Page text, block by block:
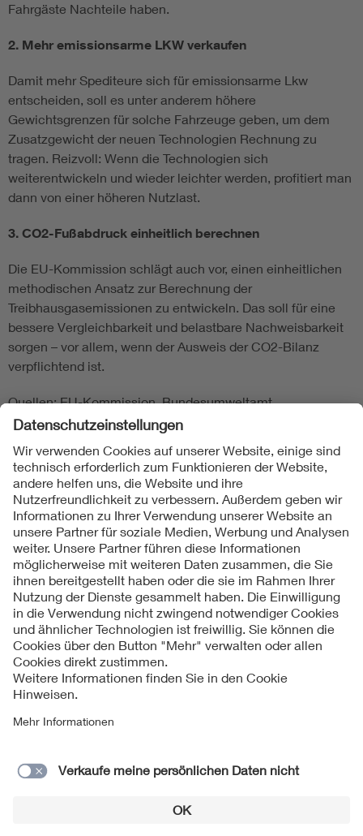
Fahrgäste Nachteile haben.
2. Mehr emissionsarme LKW verkaufen
Damit mehr Spediteure sich für emissionsarme Lkw
entscheiden, soll es unter anderem höhere
Gewichtsgrenzen für solche Fahrzeuge geben, um dem
Zusatzgewicht der neuen Technologien Rechnung zu
tragen. Reizvoll: Wenn die Technologien sich
weiterentwickeln und wieder leichter werden, profitiert man
dann von einer höheren Nutzlast.
3. CO2-Fußabdruck einheitlich berechnen
Die EU-Kommission schlägt auch vor, einen einheitlichen
methodischen Ansatz zur Berechnung der
Treibhausgasemissionen zu entwickeln. Das soll für eine
bessere Vergleichbarkeit und belastbare Nachweisbarkeit
sorgen – vor allem, wenn der Ausweis der CO2-Bilanz
verpflichtend ist.
Quellen: EU-Kommission, Bundesumweltamt
Folgen Sie uns
Kontakte
Service
Impressum
Datenschutzinformationen
Cookie Hinweise
Lieferantenportal
© 2026 VDE Verband der Elektrotechnik Elektronik